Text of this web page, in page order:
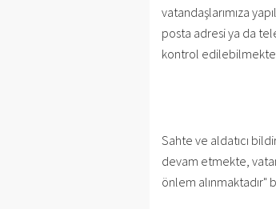
vatandaşlarımıza
posta adresi ya da
kontrol
Sahte ve aldatıcı
devam etmekte,
önlem alınmaktadır"